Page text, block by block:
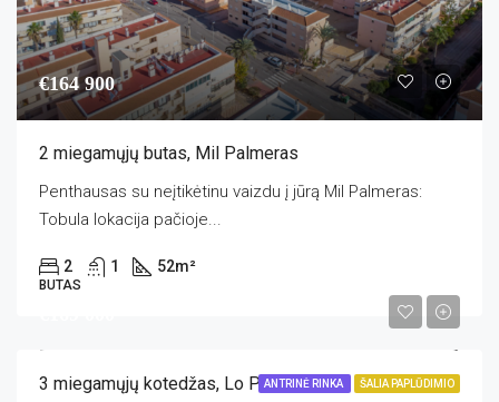
€164 900
2 miegamųjų butas, Mil Palmeras
Penthausas su neįtikėtinu vaizdu į jūrą Mil Palmeras:
Tobula lokacija pačioje...
2 1 52m²
BUTAS
ANTRINĖ RINKA ŠALIA PAPLŪDIMIO
3 miegamųjų kotedžas, Lo Pagan